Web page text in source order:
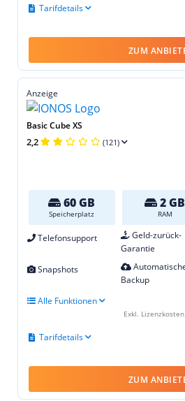
Tarifdetails
ZUM
Anzeige
Basic Cube XS
2,2 (121)
60 GB
Speicherplatz
2 GB
RAM
Telefonsupport
Geld-zurück-
Garantie
Snapshots
Backup
Alle Funktionen
Tarifdetails
Exkl. Lizenzkosten
ZUM